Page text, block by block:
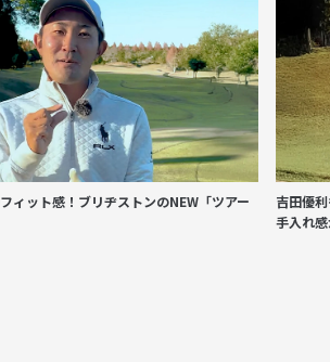
ィット感！ブリヂストンのNEW「ツアー
吉田優
手入れ